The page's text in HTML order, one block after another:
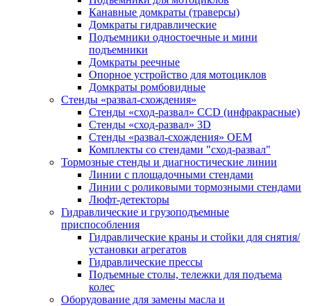
Канавные домкраты (траверсы)
Домкраты гидравлические
Подъемники одностоечные и мини
подъемники
Домкраты реечные
Опорное устройство для мотоциклов
Домкраты ромбовидные
Стенды «развал-схождения»
Стенды «сход-развал» CCD (инфракрасные)
Стенды «сход-развал» 3D
Стенды «развал-схождения» ОЕМ
Комплекты со стендами "сход-развал"
Тормозные стенды и диагностические линии
Линии с площадочными стендами
Линии с роликовыми тормозными стендами
Люфт-детекторы
Гидравлические и грузоподъемные
приспособления
Гидравлические краны и стойки для снятия/
установки агрегатов
Гидравлические прессы
Подъемные столы, тележки для подъема
колес
Оборудование для замены масла и